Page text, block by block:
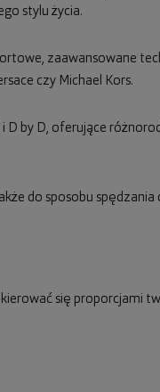
stylu życia.
zaawansowane
czy Michael Kors.
D by D, oferujące
do sposobu spędzania
się proporcjami